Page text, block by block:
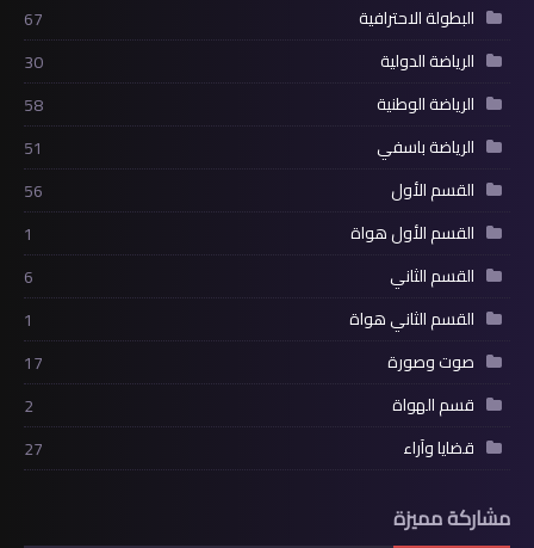
البطولة الاحترافية
67
الرياضة الدولية
30
الرياضة الوطنية
58
الرياضة باسفي
51
القسم الأول
56
القسم الأول هواة
1
القسم الثاني
6
القسم الثاني هواة
1
صوت وصورة
17
قسم الهواة
2
قضايا وآراء
27
مشاركة مميزة